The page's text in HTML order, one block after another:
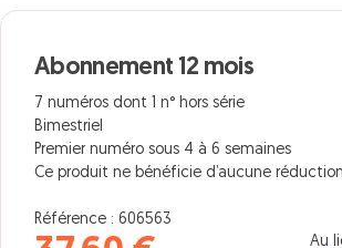
Abonnement 12 mois
7 numéros dont 1 n° hors série
Bimestriel
Premier numéro sous 4 à 6 semaines
Ce produit ne bénéficie d’aucune
Référence : 606563
Au